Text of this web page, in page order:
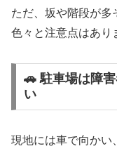
ただ、坂や階段が
色々と注意点はあり
🚗 駐車場は障
い
現地には車で向かい